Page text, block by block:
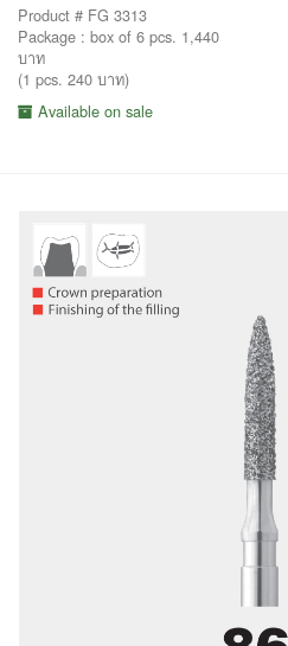
Product # FG 3313
Package : box of 6 pcs. 1,440
บาท
(1 pcs. 240 บาท)
Available on sale